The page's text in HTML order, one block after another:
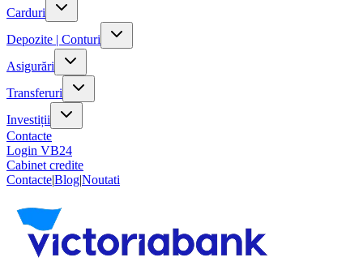
Carduri
Depozite | Conturi
Asigurări
Transferuri
Investiții
Contacte
Login VB24
Cabinet credite
Contacte|Blog|Noutati